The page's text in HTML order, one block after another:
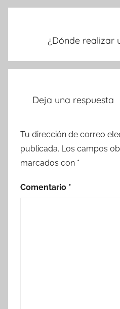
¿Dónde realizar
Deja una respuesta
Tu dirección de correo
publicada. Los campos
marcados con *
Comentario *